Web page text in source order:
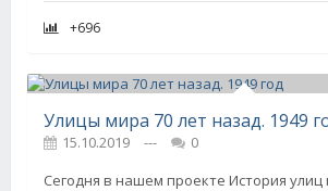
+696
Улицы мира 70 лет назад. 1949
15.10.2019 ---
0
Сегодня в нашем проекте История улиц